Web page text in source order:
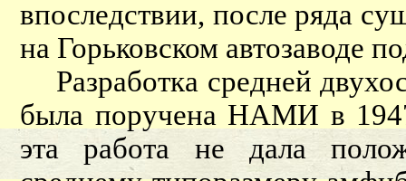
впоследствии, после ряда
на Горьковском автозаводе
Разработка средней
была поручена НАМИ в
эта работа не дала